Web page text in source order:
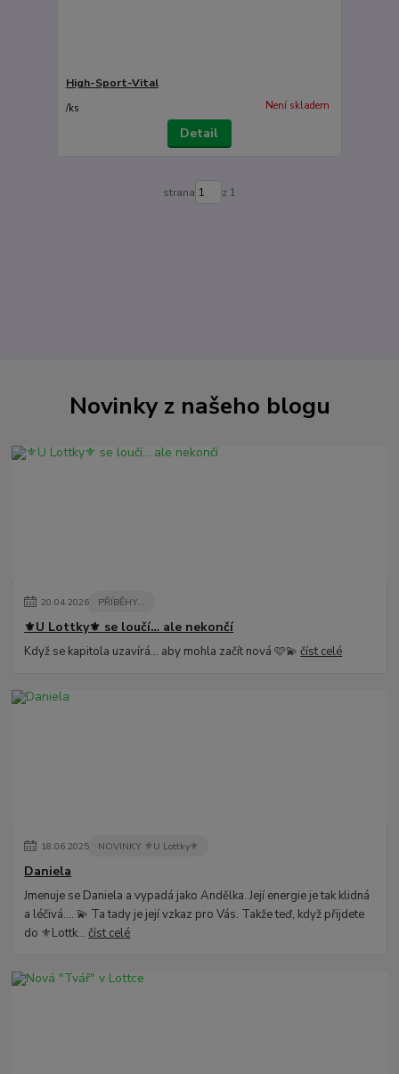
High-Sport-Vital
/ks Není skladem
Detail
strana z 1
Novinky z našeho blogu
20.04.2026 PŘÍBĚHY...
⚜️U Lottky⚜️ se loučí… ale nekončí
Když se kapitola uzavírá… aby mohla začít nová 🩷💫číst celé
18.06.2025 NOVINKY ⚜️U Lottky⚜️
Daniela
Jmenuje se Daniela a vypadá jako Andělka. Její energie je tak klidná
a léčivá.... 💫 Ta tady je její vzkaz pro Vás. Takže teď, když přijdete
do ⚜️Lottk...číst celé